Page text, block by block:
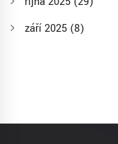
září 2025 (8)